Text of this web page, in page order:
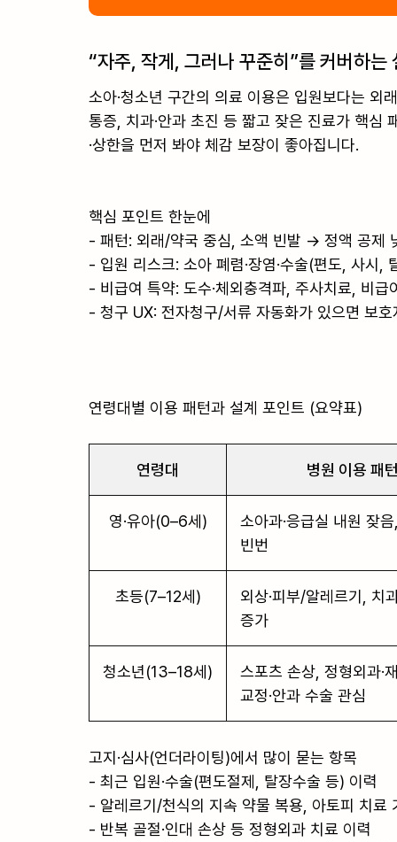
“자주, 작게, 그러나 꾸준히”를 커버하는
소아·청소년 구간의 의료 이용은 입원보다는 외
통증, 치과·안과 초진 등 짧고 잦은 진료가 핵심
·상한을 먼저 봐야 체감 보장이 좋아집니다.
핵심 포인트 한눈에
- 패턴: 외래/약국 중심, 소액 빈발 → 정액 공제
- 입원 리스크: 소아 폐렴·장염·수술(편도, 사
- 비급여 특약: 도수·체외충격파, 주사치료, 비
- 청구 UX: 전자청구/서류 자동화가 있으면 보
연령대별 이용 패턴과 설계 포인트 (요약표)
연령대 병원 이용 패
영·유아(0–6세)
소아과·응급실 내원 잦
빈번
초등(7–12세)
외상·피부/알레르기, 치
증가
청소년(13–18세)
스포츠 손상, 정형외과·
교정·안과 수술 관심
고지·심사(언더라이팅)에서 많이 묻는 항목
- 최근 입원·수술(편도절제, 탈장수술 등) 이력
- 알레르기/천식의 지속 약물 복용, 아토피 치료
- 반복 골절·인대 손상 등 정형외과 치료 이력